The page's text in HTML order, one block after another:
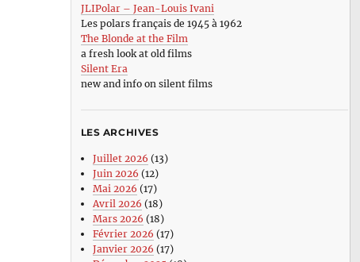
JLIPolar – Jean-Louis Ivani
Les polars français de 1945 à 1962
The Blonde at the Film
a fresh look at old films
Silent Era
new and info on silent films
LES ARCHIVES
Juillet 2026 (13)
Juin 2026 (12)
Mai 2026 (17)
Avril 2026 (18)
Mars 2026 (18)
Février 2026 (17)
Janvier 2026 (17)